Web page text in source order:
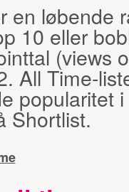
en løbende
10 eller
(views
All Time-
popularitet
Shortlist.